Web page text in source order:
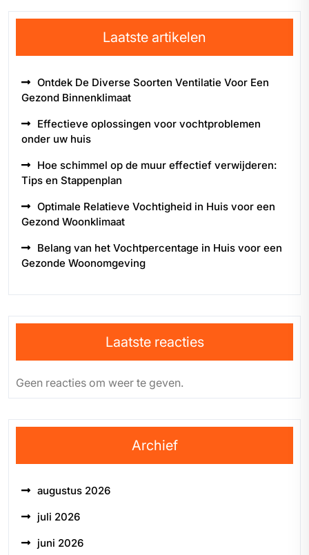
Laatste artikelen
Ontdek De Diverse Soorten Ventilatie Voor Een
Gezond Binnenklimaat
Effectieve oplossingen voor vochtproblemen
onder uw huis
Hoe schimmel op de muur effectief verwijderen:
Tips en Stappenplan
Optimale Relatieve Vochtigheid in Huis voor een
Gezond Woonklimaat
Belang van het Vochtpercentage in Huis voor een
Gezonde Woonomgeving
Laatste reacties
Geen reacties om weer te geven.
Archief
augustus 2026
juli 2026
juni 2026